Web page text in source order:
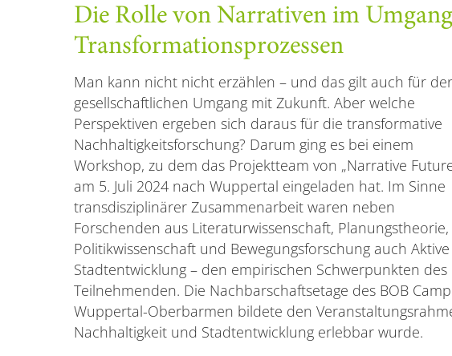
Die Rolle von Narrativen im
Transformationsprozessen
Man kann nicht nicht erzählen – und das gilt auch für
gesellschaftlichen Umgang mit Zukunft. Aber welche
Perspektiven ergeben sich daraus für die transformative
Nachhaltigkeitsforschung? Darum ging es bei einem
Workshop, zu dem das Projektteam von „Narrative
am 5. Juli 2024 nach Wuppertal eingeladen hat. Im Sinne
transdisziplinärer Zusammenarbeit waren neben
Forschenden aus Literaturwissenschaft, Planungstheorie,
Politikwissenschaft und Bewegungsforschung auch
Stadtentwicklung – den empirischen Schwerpunkten
Teilnehmenden. Die Nachbarschaftsetage des BOB
Wuppertal-Oberbarmen bildete den
Nachhaltigkeit und Stadtentwicklung erlebbar wurde.